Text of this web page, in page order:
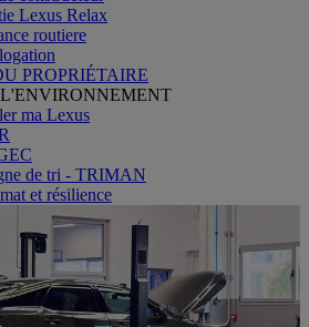
Lexus Relax
routiere
PROPRIÉTAIRE
ma Lexus
de tri - TRIMAN
et résilience